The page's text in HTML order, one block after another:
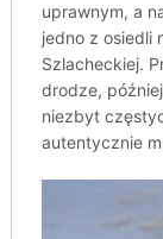
uprawnym, a
jedno z osiedli
Szlacheckiej.
drodze,
niezbyt
autentycznie